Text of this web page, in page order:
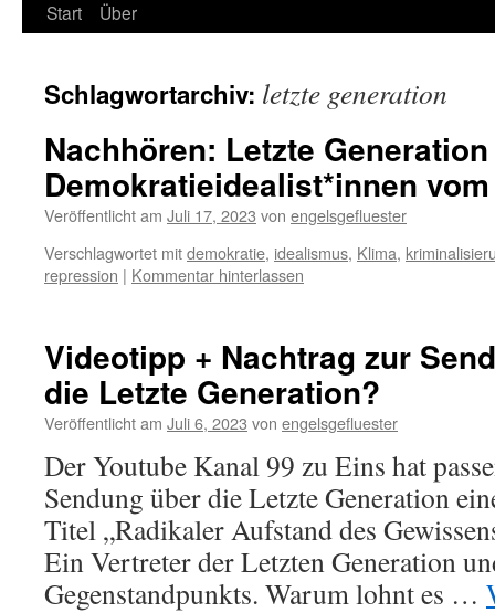
Start Über
Schlagwortarchiv: letzte generation
Nachhören: Letzte
Demokratieidealist*innen
Veröffentlicht am Juli 17, 2023 von engelsgefluester
Verschlagwortet mitdemokratie, idealismus, Klima,
repression | Kommentar hinterlassen
Videotipp + Nachtrag zur
die Letzte Generation?
Veröffentlicht am Juli 6, 2023 von engelsgefluester
Der Youtube Kanal 99 zu Eins hat
Sendung über die Letzte Generation
Titel „Radikaler Aufstand des
Ein Vertreter der Letzten Generation
Gegenstandpunkts. Warum lohnt es …